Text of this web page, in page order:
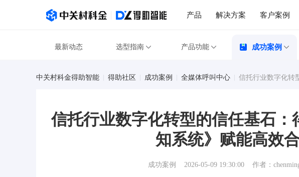
产品 解决方案 客户案例
最新动态 选型指南 产品功能 成功案例
中关村科金得助智能 得助社区 成功案例 全媒体呼叫中心 信托行业数字化转
信托行业数字化转型的信任基石：
知系统》赋能高效
成功案例 2026-05-09 19:30:00 作者：